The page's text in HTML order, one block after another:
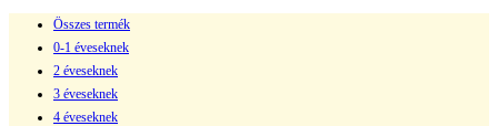
Összes termék
0-1 éveseknek
2 éveseknek
3 éveseknek
4 éveseknek